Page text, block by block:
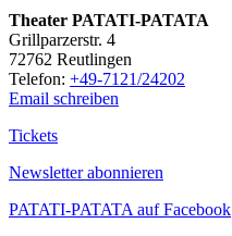
Thea­ter PATATI-PATATA
Grill­par­zer­str. 4
72762 Reutlingen
Tele­fon: +49-7121/24202
Email schreiben
Tickets
Newsletter abonnieren
PATATI-PATATA auf Facebook